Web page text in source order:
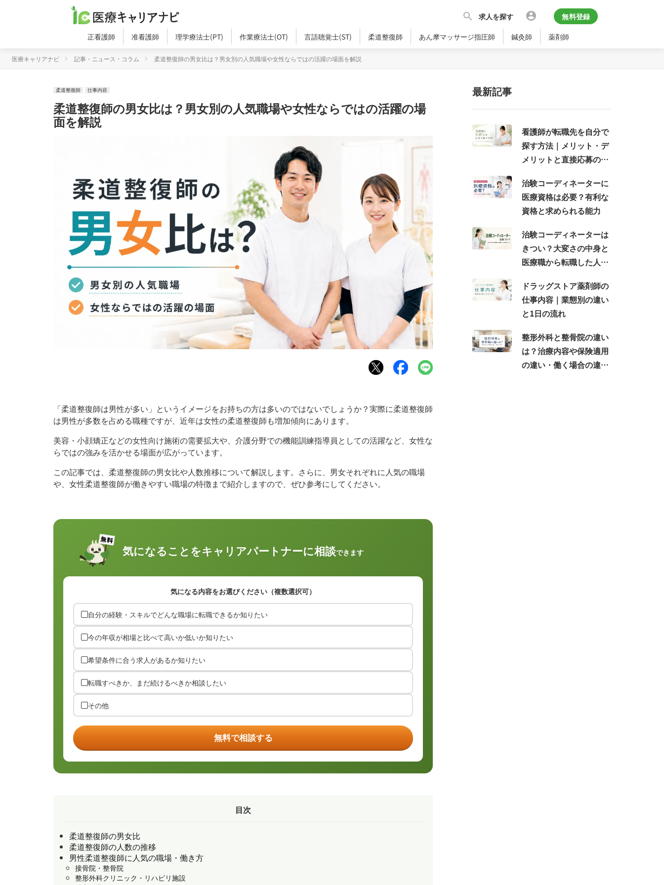
求人を探す 無料登録
正看護師 准看護師 理学療法士(PT) 作業療法士(OT) 言語聴覚士(ST) 柔道整復師 あん摩マッサージ指圧師 鍼灸師 薬剤師
医療キャリアナビ 記事・ニュース・コラム 柔道整復師の男女比は？男女別の人気職場や女性ならではの活躍の場面を解説
柔道整復師 仕事内容
柔道整復師の男女比は？男女別の人気職場や女性ならではの活躍の場
面を解説
「柔道整復師は男性が多い」というイメージをお持ちの方は多いのではないでしょうか？実際に柔道整復師
は男性が多数を占める職種ですが、近年は女性の柔道整復師も増加傾向にあります。
美容・小顔矯正などの女性向け施術の需要拡大や、介護分野での機能訓練指導員としての活躍など、女性な
らではの強みを活かせる場面が広がっています。
この記事では、柔道整復師の男女比や人数推移について解説します。さらに、男女それぞれに人気の職場
や、女性柔道整復師が働きやすい職場の特徴まで紹介しますので、ぜひ参考にしてください。
気になることをキャリアパートナーに相談できます
気になる内容をお選びください（複数選択可）
自分の経験・スキルでどんな職場に転職できるか知りたい
今の年収が相場と比べて高いか低いか知りたい
希望条件に合う求人があるか知りたい
転職すべきか、まだ続けるべきか相談したい
その他
無料で相談する
目次
柔道整復師の男女比
柔道整復師の人数の推移
男性柔道整復師に人気の職場・働き方
接骨院・整骨院
整形外科クリニック・リハビリ施設
最新記事
看護師が転職先を自分で
探す方法｜メリット・デ
メリットと直接応募の注
治験コーディネーターに
医療資格は必要？有利な
資格と求められる能力
治験コーディネーターは
きつい？大変さの中身と
医療職から転職した人が
ドラッグストア薬剤師の
仕事内容｜業態別の違い
と1日の流れ
整形外科と整骨院の違い
は？治療内容や保険適用
の違い・働く場合の違い